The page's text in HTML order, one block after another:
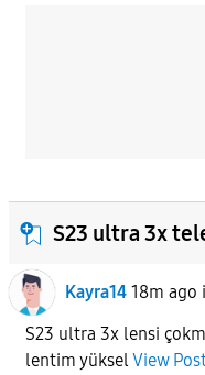
S23 ultra 3x
Kayra14 18m ago
S23 ultra 3x lensi
lentim yüksel View